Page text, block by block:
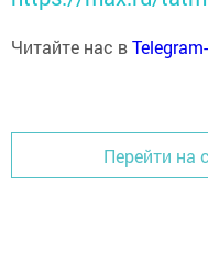
Читайте нас в
Перейти на